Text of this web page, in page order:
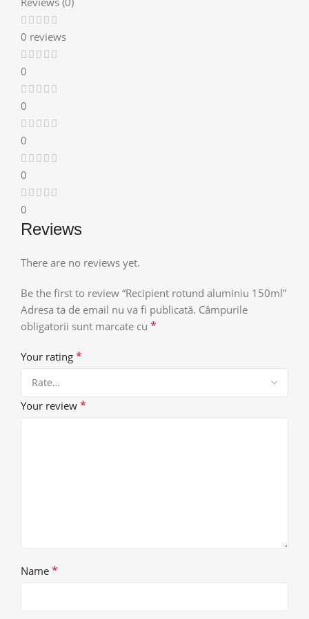
0 reviews
0
0
0
0
0
Reviews
There are no reviews yet.
Be the first to review “Recipient rotund aluminiu 150ml”
Adresa ta de email nu va fi publicată. Câmpurile
obligatorii sunt marcate cu *
Your rating *
Your review *
Name *